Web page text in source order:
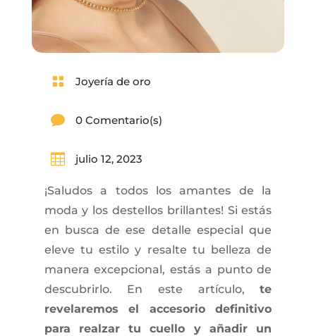
 Joyería de oro
 0 Comentario(s)
 julio 12, 2023
¡Saludos a todos los amantes de la
moda y los destellos brillantes! Si estás
en busca de ese detalle especial que
eleve tu estilo y resalte tu belleza de
manera excepcional, estás a punto de
descubrirlo. En este artículo,te
revelaremos el accesorio definitivo
para realzar tu cuello y añadir un